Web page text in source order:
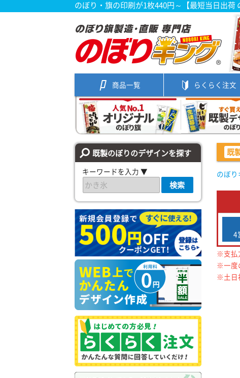
のぼり・旗の印刷が1枚440円～【最短当日出荷
商品一覧 らくらく注文
既製のぼりのデザインを探す
キーワードを入力 ▼
検索
既
のぼり
4
※支払
※一度
※土日